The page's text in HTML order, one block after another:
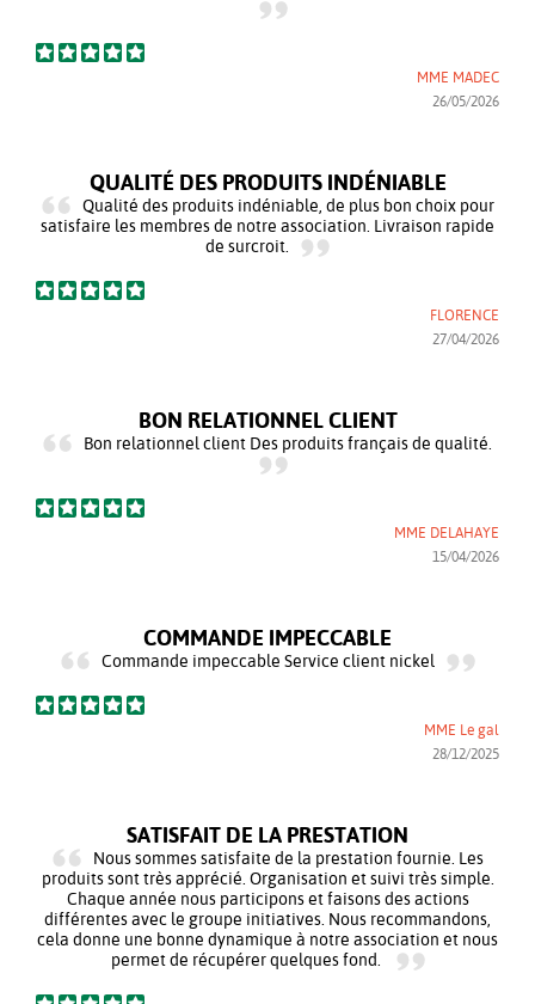
MME MADEC
26/05/2026
QUALITÉ DES PRODUITS INDÉNIABLE
Qualité des produits indéniable, de plus bon choix pour
satisfaire les membres de notre association. Livraison rapide
de surcroit.
FLORENCE
27/04/2026
BON RELATIONNEL CLIENT
Bon relationnel client Des produits français de qualité.
MME DELAHAYE
15/04/2026
COMMANDE IMPECCABLE
Commande impeccable Service client nickel
MME Le gal
28/12/2025
SATISFAIT DE LA PRESTATION
Nous sommes satisfaite de la prestation fournie. Les
produits sont très apprécié. Organisation et suivi très simple.
Chaque année nous participons et faisons des actions
différentes avec le groupe initiatives. Nous recommandons,
cela donne une bonne dynamique à notre association et nous
permet de récupérer quelques fond.